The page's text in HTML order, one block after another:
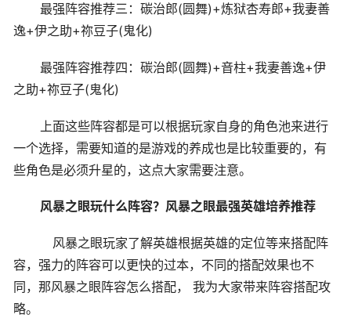
最强阵容推荐三：碳治郎(圆舞)+炼狱杏寿郎+我妻善
逸+伊之助+祢豆子(鬼化)
最强阵容推荐四：碳治郎(圆舞)+音柱+我妻善逸+伊
之助+祢豆子(鬼化)
上面这些阵容都是可以根据玩家自身的角色池来进行
一个选择，需要知道的是游戏的养成也是比较重要的，有
些角色是必须升星的，这点大家需要注意。
风暴之眼玩什么阵容？风暴之眼最强英雄培养推荐
风暴之眼玩家了解英雄根据英雄的定位等来搭配阵
容，强力的阵容可以更快的过本，不同的搭配效果也不
同，那风暴之眼阵容怎么搭配， 我为大家带来阵容搭配攻
略。